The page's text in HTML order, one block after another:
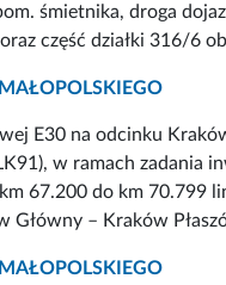
śmietnika, droga
część działki 316/6
E30 na odcinku
w ramach
67.200 do km
Główny – Kraków